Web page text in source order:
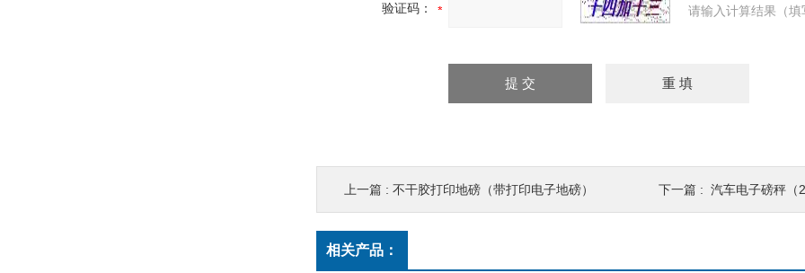
验证码： 请输入计算结果（
上一篇 : 不干胶打印地磅（带打印电子地磅） 下一篇 : 汽车电子磅秤（
相关产品：